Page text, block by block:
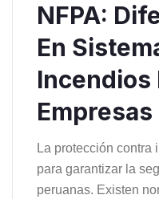
NFPA:
En
Incendios
Empresas
La protección contra
para garantizar la
peruanas. Existen